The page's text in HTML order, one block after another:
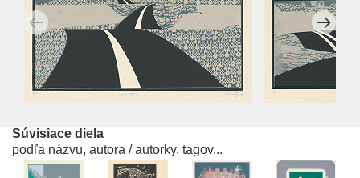
Súvisiace diela
podľa názvu, autora / autorky, tagov...